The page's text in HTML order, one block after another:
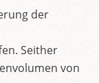
der
Seither
von